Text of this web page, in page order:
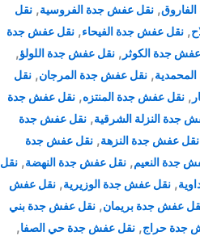
, نقل عفش جدة الفروسية, نقل
, نقل عفش جدة الفيحاء, نقل عفش جدة
جدة الكوثر , نقل عفش جدة اللولؤ,
, نقل عفش جدة المرجان, نقل
, نقل عفش جدة المنتزه, نقل عفش جدة
جدة النزلة الشرقية, نقل عفش جدة
نقل عفش جدة النزهة, نقل عفش جدة
جدة النعيم, نقل عفش جدة النهضة, نقل
, نقل عفش جدة الوزيرية, نقل عفش
عفش جدة بريمان, نقل عفش جدة بني
جدة حراج, نقل عفش جدة حي الصفا,